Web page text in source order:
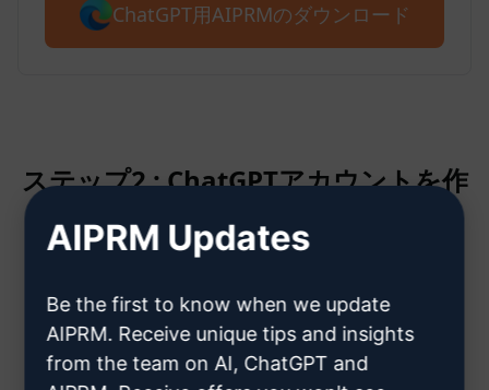
ChatGPT用AIPRMのダウンロード
ステップ2 : ChatGPTアカウントを作
成する
ChatGPTアカウント作成方法はこ
ちら
AIPRM Updates
Be the first to know when we update
AIPRM. Receive unique tips and insights
from the team on AI, ChatGPT and